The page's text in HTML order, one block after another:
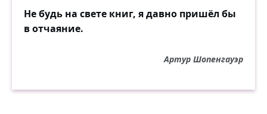
Не будь на свете книг, я давно пришёл бы
в отчаяние.
Артур Шопенгауэр